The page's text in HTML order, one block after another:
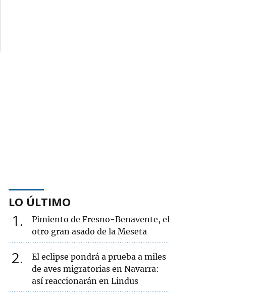
LO ÚLTIMO
1
Pimiento de Fresno-Benavente, el
otro gran asado de la Meseta
2
El eclipse pondrá a prueba a miles
de aves migratorias en Navarra:
así reaccionarán en Lindus